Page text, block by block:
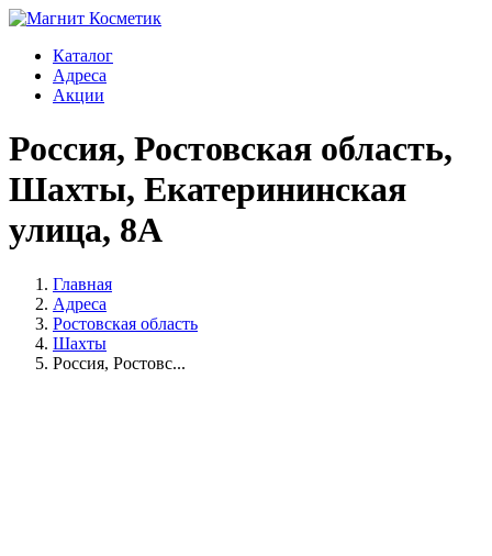
Каталог
Адреса
Акции
Россия, Ростовская область,
Шахты, Екатерининская
улица, 8А
Главная
Адреса
Ростовская область
Шахты
Россия, Ростовс...